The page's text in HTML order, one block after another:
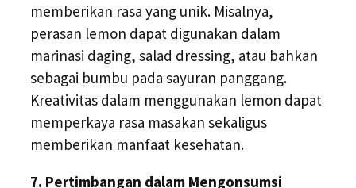
memberikan rasa yang unik. Misalnya,
perasan lemon dapat digunakan dalam
marinasi daging, salad dressing, atau bahkan
sebagai bumbu pada sayuran panggang.
Kreativitas dalam menggunakan lemon dapat
memperkaya rasa masakan sekaligus
memberikan manfaat kesehatan.
7. Pertimbangan dalam Mengonsumsi